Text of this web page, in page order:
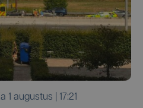
za 1 augustus | 17:21